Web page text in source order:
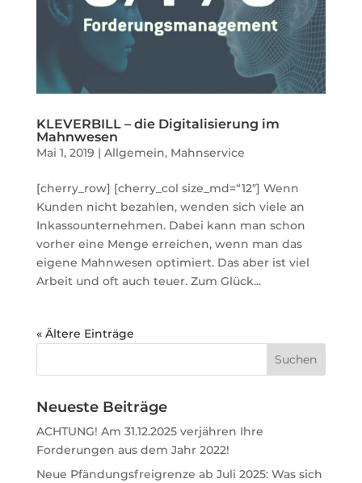
KLEVERBILL – die Digitalisierung im
Mahnwesen
Mai 1, 2019 | Allgemein, Mahnservice
[cherry_row] [cherry_col size_md=“12″] Wenn
Kunden nicht bezahlen, wenden sich viele an
Inkassounternehmen. Dabei kann man schon
vorher eine Menge erreichen, wenn man das
eigene Mahnwesen optimiert. Das aber ist viel
Arbeit und oft auch teuer. Zum Glück...
« Ältere Einträge
Neueste Beiträge
ACHTUNG! Am 31.12.2025 verjähren Ihre
Forderungen aus dem Jahr 2022!
Neue Pfändungsfreigrenze ab Juli 2025: Was sich